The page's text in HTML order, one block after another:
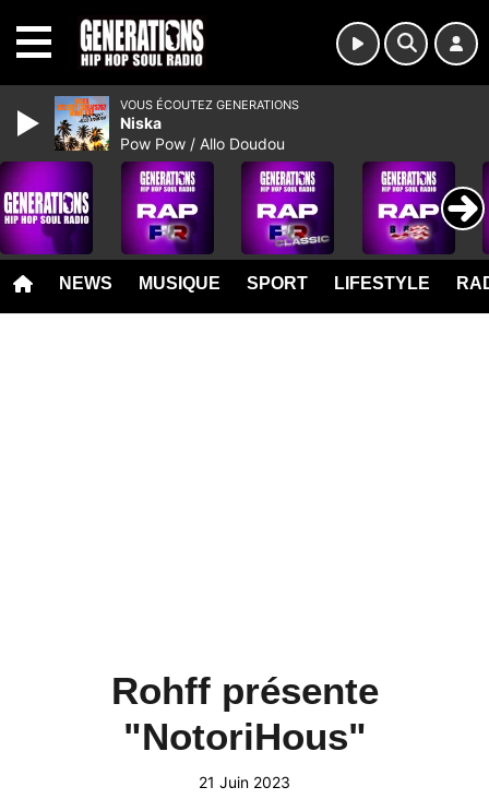
NEWS MUSIQUE SPORT LIFESTYLE
Rohff présente
"NotoriHous"
21 Juin 2023
VOUS ÉCOUTEZ GENERATIONS
Niska
Pow Pow / Allo Doudou